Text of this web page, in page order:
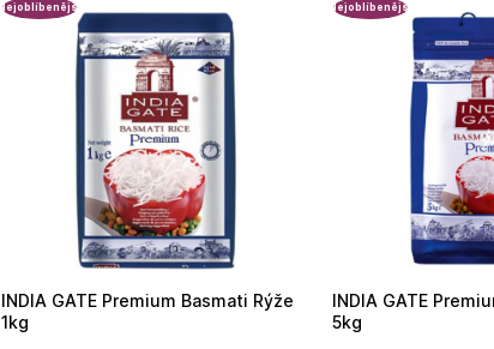
Nejoblíbenější
INDIA GATE Premium Basmati Rýže
1kg
Nejoblíbenější
INDIA GATE
5kg